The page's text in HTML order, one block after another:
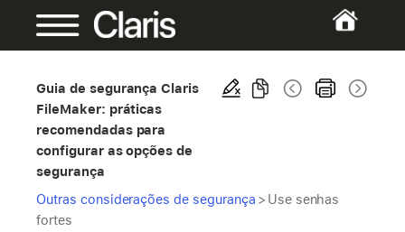
Guia de segurança Claris
FileMaker: práticas
recomendadas para
configurar as opções de
segurança
Outras considerações de segurança > Use senhas
fortes